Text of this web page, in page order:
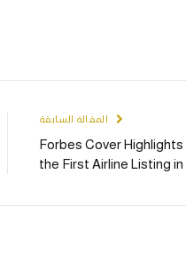
المقالة السابقة
Forbes Cover Highlights
the First Airline Listing in